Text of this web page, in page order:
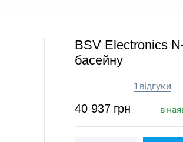
BSV Electronics
басейну
1 відгуки
40 937 грн в